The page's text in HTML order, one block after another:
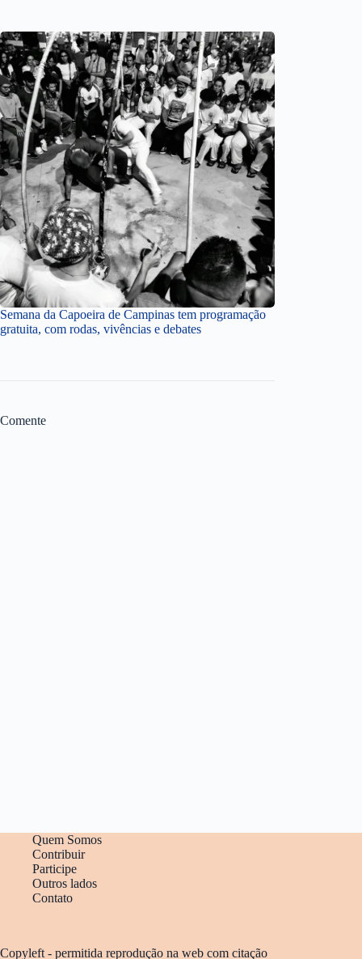
Semana da Capoeira de Campinas tem programação
gratuita, com rodas, vivências e debates
Comente
Quem Somos
Contribuir
Participe
Outros lados
Contato
Copyleft - permitida reprodução na web com citação